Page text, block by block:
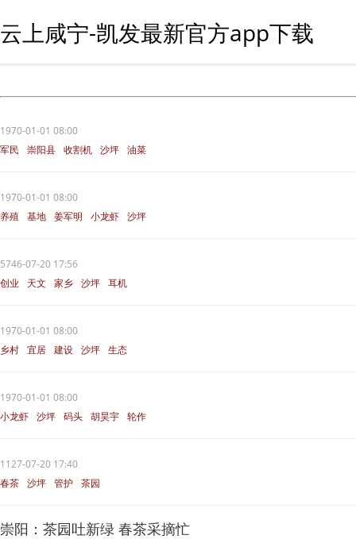
云上咸宁-凯发最新官方app下载
1970-01-01 08:00
军民
崇阳县 收割机 沙坪 油菜
1970-01-01 08:00
养殖
基地 姜军明 小龙虾 沙坪
5746-07-20 17:56
创业
天文 家乡 沙坪 耳机
1970-01-01 08:00
乡村 宜居 建设 沙坪 生态
1970-01-01 08:00
小龙虾 沙坪 码头 胡昊宇 轮作
1127-07-20 17:40
春茶 沙坪 管护 茶园
崇阳：茶园吐新绿 春茶采摘忙